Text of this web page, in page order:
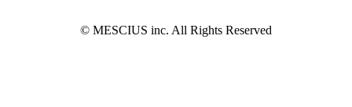
© MESCIUS inc. All Rights Reserved